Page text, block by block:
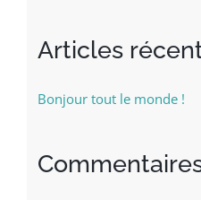
Articles
Bonjour tout le monde !